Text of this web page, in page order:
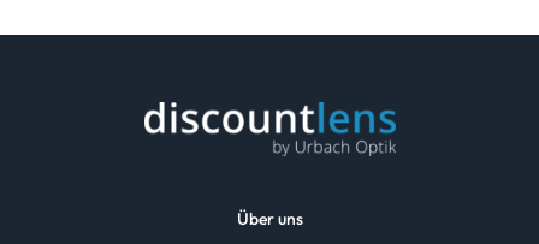
Über uns